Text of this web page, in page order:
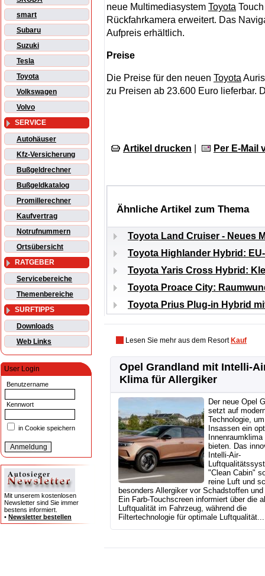
smart
Subaru
Suzuki
Tesla
Toyota
Volkswagen
Volvo
SERVICE
Autohäuser
Kfz-Versicherung
Bußgeldrechner
Bußgeldkatalog
Promillerechner
Kaufvertrag
Notrufnummern
Ortsübersicht
RATGEBER
Servicebereiche
Themenbereiche
SURFTIPPS
Downloads
Web Links
User Login
Benutzername
Kennwort
in Cookie speichern
Mit unserem kostenlosen
Newsletter sind Sie immer
bestens informiert.
• Newsletter bestellen
neue Multimediasystem Toyota
Rückfahrkamera erweitert. Das
Aufpreis erhältlich.
Preise
Die Preise für den neuen Toyota
zu Preisen ab 23.600 Euro lieferbar.
Artikel drucken Per E-Mail
Ähnliche Artikel zum Thema
Toyota Land Cruiser - Neues
Toyota Highlander Hybrid:
Toyota Yaris Cross Hybrid:
Toyota Proace City:
Toyota Prius Plug-in Hybrid
Lesen Sie mehr aus dem Resort Kauf
Opel Grandland mit Intelli-
Klima für Allergiker
Der neue Opel
setzt auf
Technologie, um
Insassen ein
Innenraumklima
bieten. Das
Intelli-Air-
"Clean Cabin"
reine Luft und
besonders Allergiker vor Schadstoffen
Ein Farb-Touchscreen informiert über die
Luftqualität im Fahrzeug, während die
Filtertechnologie für optimale Luftqualität...